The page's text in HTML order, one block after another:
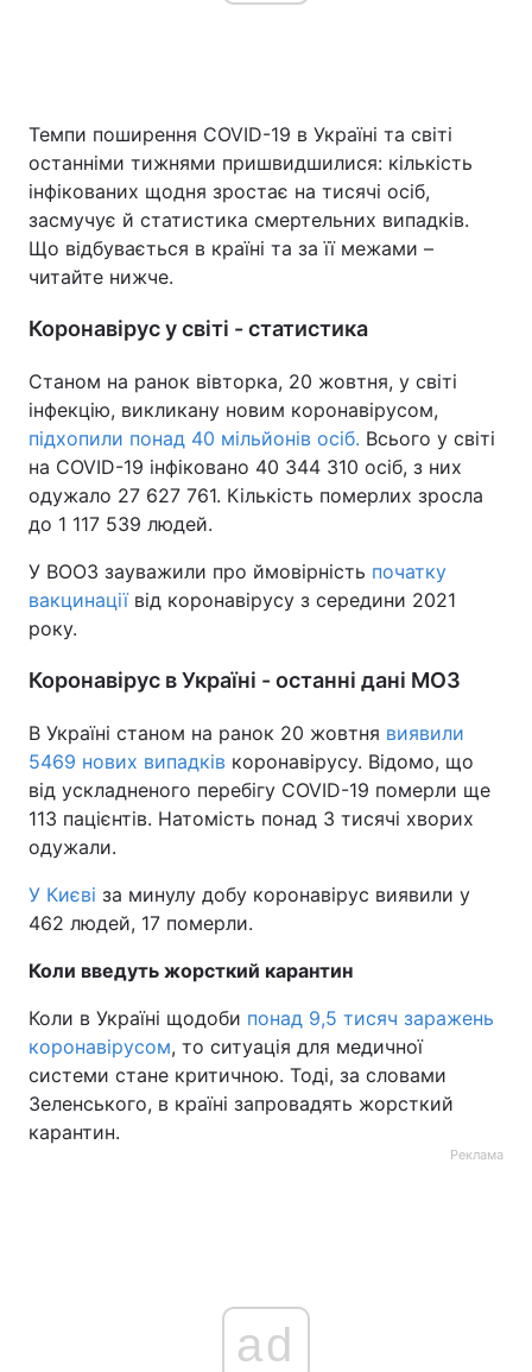
Темпи поширення COVID-19 в Україні та світі
останніми тижнями пришвидшилися: кількість
інфікованих щодня зростає на тисячі осіб,
засмучує й статистика смертельних випадків.
Що відбувається в країні та за її межами –
читайте нижче.
Коронавірус у світі - статистика
Станом на ранок вівторка, 20 жовтня, у світі
інфекцію, викликану новим коронавірусом,
підхопили понад 40 мільйонів осіб. Всього у світі
на COVID-19 інфіковано 40 344 310 осіб, з них
одужало 27 627 761. Кількість померлих зросла
до 1 117 539 людей.
У ВООЗ зауважили про ймовірність початку
вакцинації від коронавірусу з середини 2021
року.
Коронавірус в Україні - останні дані МОЗ
В Україні станом на ранок 20 жовтня виявили
5469 нових випадків коронавірусу. Відомо, що
від ускладненого перебігу COVID-19 померли ще
113 пацієнтів. Натомість понад 3 тисячі хворих
одужали.
У Києві за минулу добу коронавірус виявили у
462 людей, 17 померли.
Коли введуть жорсткий карантин
Коли в Україні щодоби понад 9,5 тисяч заражень
коронавірусом, то ситуація для медичної
системи стане критичною. Тоді, за словами
Зеленського, в країні запровадять жорсткий
карантин.
Реклама
ad